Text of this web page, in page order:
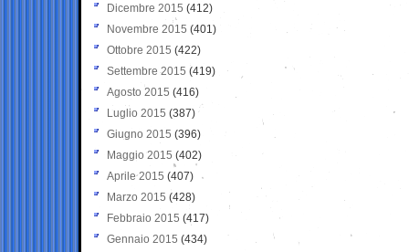
Dicembre 2015 (412)
Novembre 2015 (401)
Ottobre 2015 (422)
Settembre 2015 (419)
Agosto 2015 (416)
Luglio 2015 (387)
Giugno 2015 (396)
Maggio 2015 (402)
Aprile 2015 (407)
Marzo 2015 (428)
Febbraio 2015 (417)
Gennaio 2015 (434)